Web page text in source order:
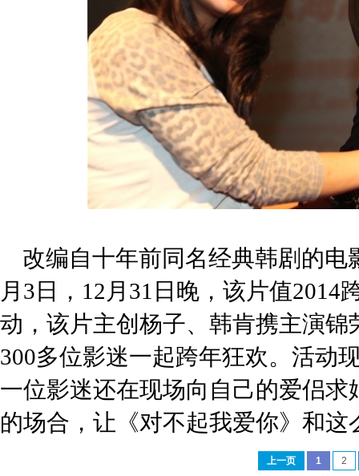
改编自十年前同名经典韩剧的电
月3日，12月31日晚，该片值
动，该片主创杨子、韩肯携主演
300多位影迷一起跨年狂欢。活动
一位影迷还在现场向自己的爱侣
的场合，让《对不起我爱你》和
上一页 1 2